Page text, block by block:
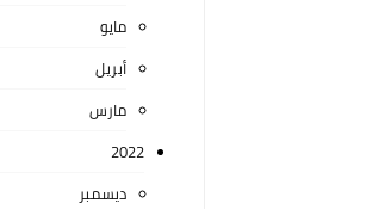
مايو
أبريل
مارس
2022
ديسمبر